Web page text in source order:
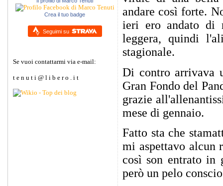
Crea il tuo badge
Seguimi su
Se vuoi contattarmi via e-mail:
t e n u t i @ l i b e r o . i t
andare così forte.
ieri ero andato di
leggera, quindi
stagionale.
Di contro arrivava
Gran Fondo del
grazie
mese di gennaio.
Fatto sta che
mi aspettavo alcun
così son entrato
però un pelo